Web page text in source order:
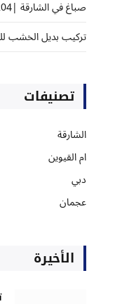
صباغ في الشارقة |0528959204
تركيب بديل الخشب
تصنيفات
الشارقة
ام القيوين
دبي
عجمان
الأخيرة